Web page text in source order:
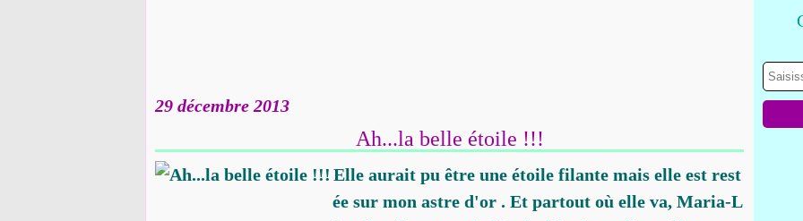
29 décembre 2013
Ah...la belle étoile !!!
Elle aurait pu être une étoile filante mais elle est rest
ée sur mon astre d'or . Et partout où elle va, Maria-L